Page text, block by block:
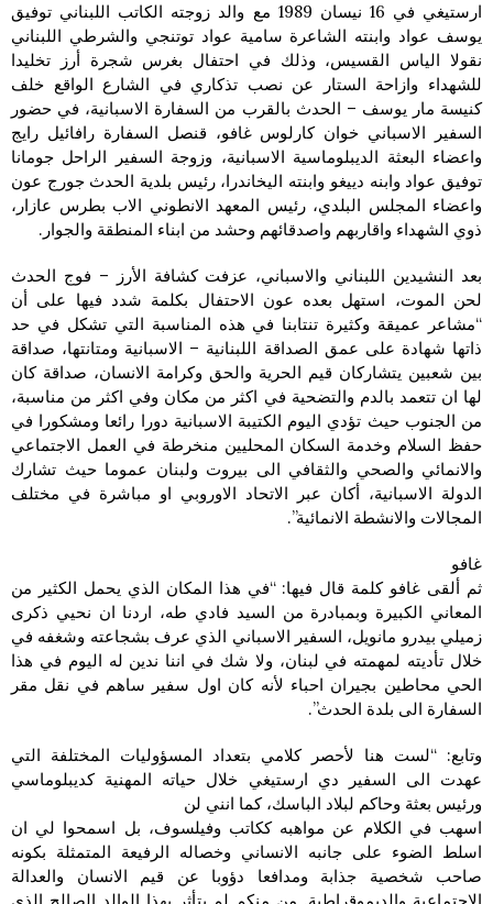
ارستيغي في 16 نيسان 1989 مع والد زوجته الكاتب اللبناني توفيق
يوسف عواد وابنته الشاعرة سامية عواد توتنجي والشرطي اللبناني
نقولا الياس القسيس، وذلك في احتفال بغرس شجرة أرز تخليدا
للشهداء وازاحة الستار عن نصب تذكاري في الشارع الواقع خلف
كنيسة مار يوسف – الحدث بالقرب من السفارة الاسبانية، في حضور
السفير الاسباني خوان كارلوس غافو، قنصل السفارة رافائيل رايج
واعضاء البعثة الديبلوماسية الاسبانية، وزوجة السفير الراحل جومانا
توفيق عواد وابنه دييغو وابنته اليخاندرا، رئيس بلدية الحدث جورج عون
واعضاء المجلس البلدي، رئيس المعهد الانطوني الاب بطرس عازار،
ذوي الشهداء واقاربهم واصدقائهم وحشد من ابناء المنطقة والجوار.
بعد النشيدين اللبناني والاسباني، عزفت كشافة الأرز – فوج الحدث
لحن الموت، استهل بعده عون الاحتفال بكلمة شدد فيها على أن
“مشاعر عميقة وكثيرة تنتابنا في هذه المناسبة التي تشكل في حد
ذاتها شهادة على عمق الصداقة اللبنانية – الاسبانية ومتانتها، صداقة
بين شعبين يتشاركان قيم الحرية والحق وكرامة الانسان، صداقة كان
لها ان تتعمد بالدم والتضحية في اكثر من مكان وفي اكثر من مناسبة،
من الجنوب حيث تؤدي اليوم الكتيبة الاسبانية دورا رائعا ومشكورا في
حفظ السلام وخدمة السكان المحليين منخرطة في العمل الاجتماعي
والانمائي والصحي والثقافي الى بيروت ولبنان عموما حيث تشارك
الدولة الاسبانية، أكان عبر الاتحاد الاوروبي او مباشرة في مختلف
المجالات والانشطة الانمائية”.
غافو
ثم ألقى غافو كلمة قال فيها: “في هذا المكان الذي يحمل الكثير من
المعاني الكبيرة وبمبادرة من السيد فادي طه، اردنا ان نحيي ذكرى
زميلي بيدرو مانويل، السفير الاسباني الذي عرف بشجاعته وشغفه في
خلال تأديته لمهمته في لبنان، ولا شك في اننا ندين له اليوم في هذا
الحي محاطين بجيران احباء لأنه كان اول سفير ساهم في نقل مقر
السفارة الى بلدة الحدث”.
وتابع: “لست هنا لأحصر كلامي بتعداد المسؤوليات المختلفة التي
عهدت الى السفير دي ارستيغي خلال حياته المهنية كديبلوماسي
ورئيس بعثة وحاكم لبلاد الباسك، كما انني لن
اسهب في الكلام عن مواهبه ككاتب وفيلسوف، بل اسمحوا لي ان
اسلط الضوء على جانبه الانساني وخصاله الرفيعة المتمثلة بكونه
صاحب شخصية جذابة ومدافعا دؤوبا عن قيم الانسان والعدالة